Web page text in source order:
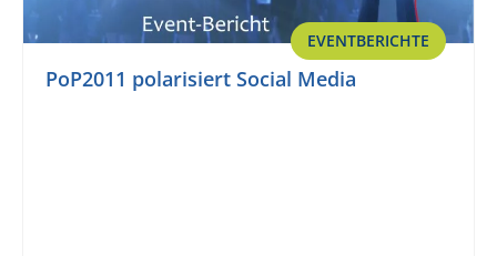
EVENTBERICHTE
PoP2011 polarisiert Social Media